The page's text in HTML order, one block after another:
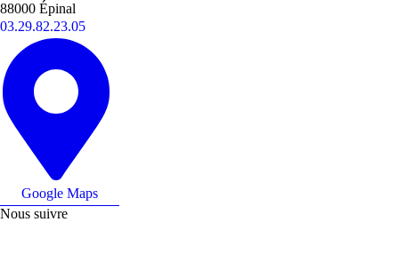
88000 Épinal
03.29.82.23.05
Google Maps
Nous suivre